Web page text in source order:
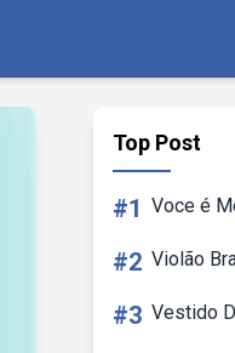
Top Post
#1 Voce é
#2 Violão
#3 Vestido